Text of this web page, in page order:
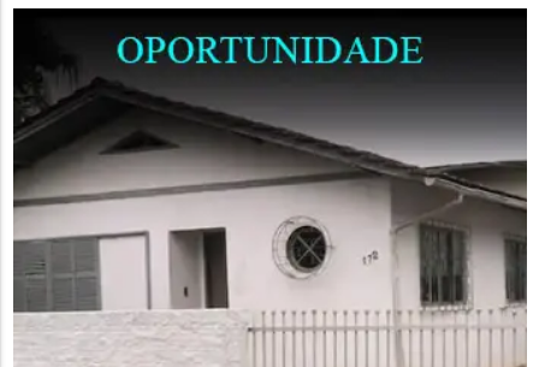
transportado encontrava-se suspenso, sem qualquer tipo de
segurança para os condutores que trafegavam na...